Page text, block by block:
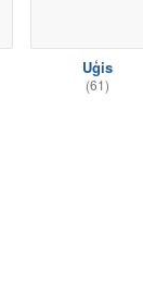
Uģis
(61)